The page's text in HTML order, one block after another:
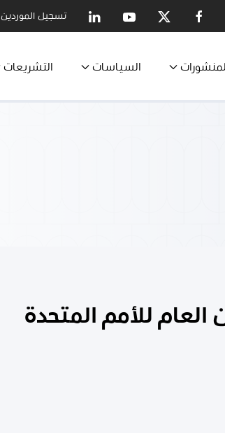
تسجيل الموردين
السياسات التشريعات
العام للأمم المتحدة